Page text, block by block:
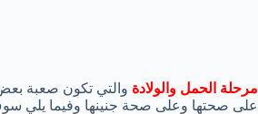
مرحلة الحمل والولادة والتي تكون صعبة
على صحتها وعلى صحة جنينها وفيما يلي سوف نقوم